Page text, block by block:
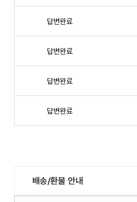
답변완료
답변완료
답변완료
답변완료
배송/환불 안내